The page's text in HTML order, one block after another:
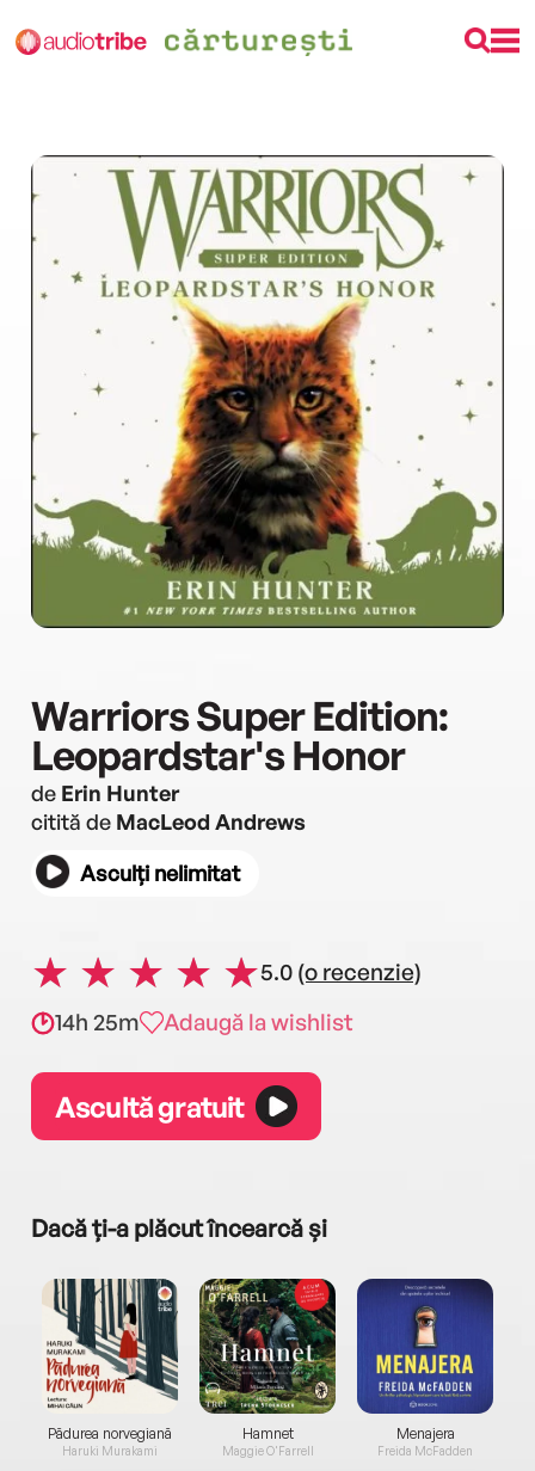
Warriors Super Edition:
Leopardstar's Honor
de Erin Hunter
citită de MacLeod Andrews
Asculți nelimitat
5.0 (o recenzie)
14h 25m
Adaugă la wishlist
Ascultă gratuit
Dacă ți-a plăcut încearcă și
Pădurea norvegiană
Haruki Murakami
Hamnet
Maggie O'Farrell
Menajera
Freida McFadden